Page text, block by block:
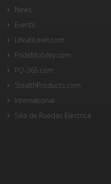
News
Events
LifeatiLevel.com
PrideMobility.com
PQ-365.com
StealthProducts.com
International
Silla de Ruedas Electrica